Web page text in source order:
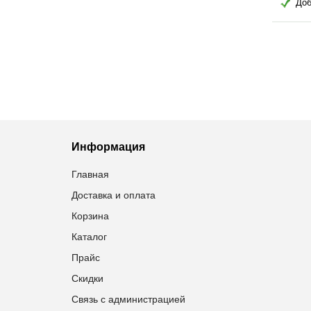
Информация
Главная
Доставка и оплата
Корзина
Каталог
Прайс
Скидки
Связь с администрацией